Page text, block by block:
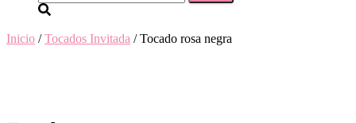
Inicio /Tocados Invitada / Tocado rosa negra